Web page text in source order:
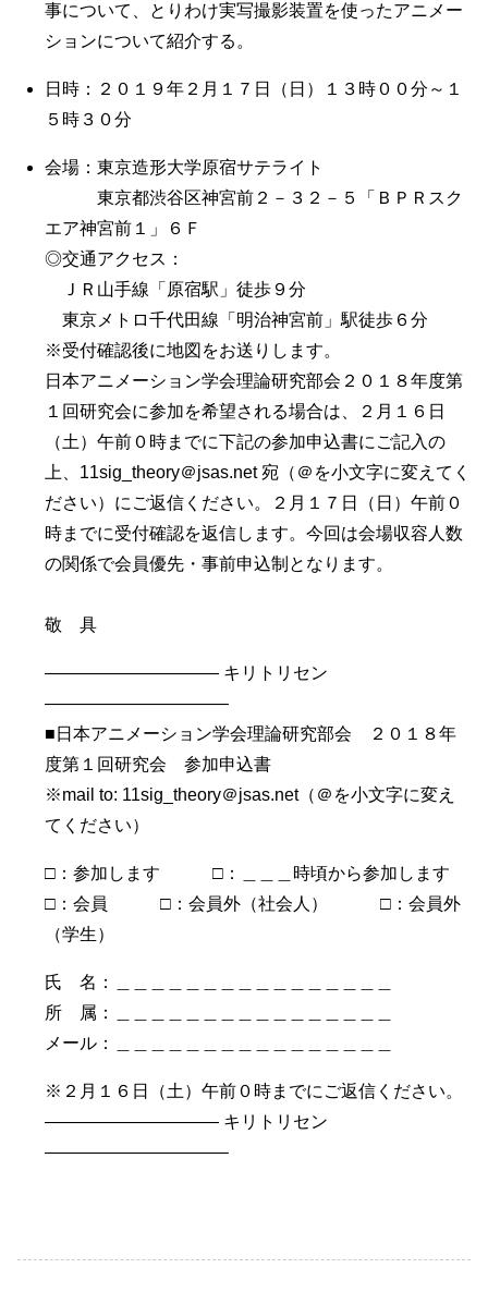
事について、とりわけ実写撮影装置を使ったアニメー
ションについて紹介する。
日時：２０１９年２月１７日（日）１３時００分～１
５時３０分
会場：東京造形大学原宿サテライト
東京都渋谷区神宮前２－３２－５「ＢＰＲスク
エア神宮前１」６Ｆ
◎交通アクセス：
ＪＲ山手線「原宿駅」徒歩９分
東京メトロ千代田線「明治神宮前」駅徒歩６分
※受付確認後に地図をお送りします。
日本アニメーション学会理論研究部会２０１８年度第
１回研究会に参加を希望される場合は、２月１６日
（土）午前０時までに下記の参加申込書にご記入の
上、11sig_theory＠jsas.net 宛（＠を小文字に変えてく
ださい）にご返信ください。２月１７日（日）午前０
時までに受付確認を返信します。今回は会場収容人数
の関係で会員優先・事前申込制となります。
敬 具
—————————— キリトリセン
——————————–
■日本アニメーション学会理論研究部会 ２０１８年
度第１回研究会 参加申込書
※mail to: 11sig_theory＠jsas.net（＠を小文字に変え
てください）
□：参加します □：＿＿＿時頃から参加します
□：会員 □：会員外（社会人） □：会員外
（学生）
氏 名：＿＿＿＿＿＿＿＿＿＿＿＿＿＿＿＿
所 属：＿＿＿＿＿＿＿＿＿＿＿＿＿＿＿＿
メール：＿＿＿＿＿＿＿＿＿＿＿＿＿＿＿＿
※２月１６日（土）午前０時までにご返信ください。
—————————— キリトリセン
——————————–